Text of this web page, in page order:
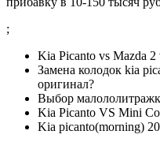
;
Kia Picanto vs Mazda 2
Замена колодок kia
оригинал?
Выбор
Kia Picanto VS Mini
Kia picanto(morning)